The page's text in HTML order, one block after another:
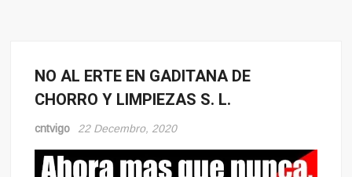
Conflito
Noticias
NO AL ERTE EN GADITANA DE
CHORRO Y LIMPIEZAS S. L.
cntvigo 22 Decembro, 2020